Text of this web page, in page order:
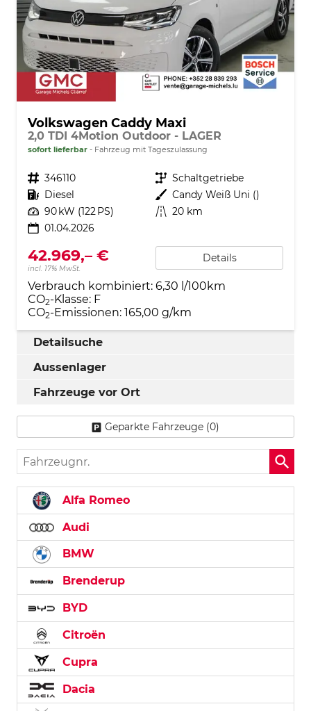
Volkswagen Caddy Maxi
2,0 TDI 4Motion Outdoor - LAGER
sofort lieferbar Fahrzeug mit Tageszulassung
Fahrzeugnr. 346110 Getriebe Schaltgetriebe
Kraftstoff Diesel Außenfarbe Candy Weiß Uni ()
Leistung 90 kW (122 PS) Kilometerstand 20 km
01.04.2026
42.969,– €
incl. 17% MwSt.
Details
Verbrauch kombiniert: 6,30 l/100km
CO2-Klasse: F
CO2-Emissionen: 165,00 g/km
Detailsuche
Aussenlager
Fahrzeuge vor Ort
Geparkte Fahrzeuge (0)
Fahrzeugnr.
Alfa Romeo
Audi
BMW
Brenderup
BYD
Citroën
Cupra
Dacia